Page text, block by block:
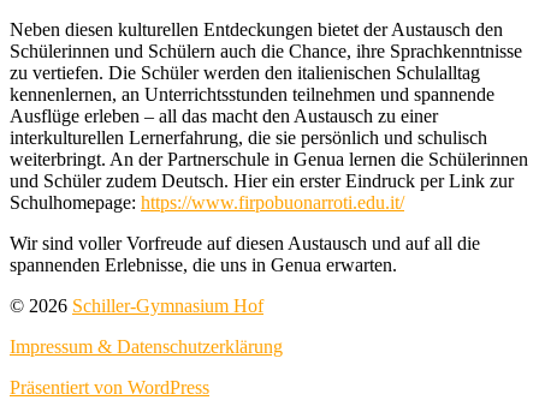
Neben diesen kulturellen Entdeckungen bietet der Austausch den
Schülerinnen und Schülern auch die Chance, ihre Sprachkenntnisse
zu vertiefen. Die Schüler werden den italienischen Schulalltag
kennenlernen, an Unterrichtsstunden teilnehmen und spannende
Ausflüge erleben – all das macht den Austausch zu einer
interkulturellen Lernerfahrung, die sie persönlich und schulisch
weiterbringt. An der Partnerschule in Genua lernen die Schülerinnen
und Schüler zudem Deutsch. Hier ein erster Eindruck per Link zur
Schulhomepage: https://www.firpobuonarroti.edu.it/
Wir sind voller Vorfreude auf diesen Austausch und auf all die
spannenden Erlebnisse, die uns in Genua erwarten.
© 2026 Schiller-Gymnasium Hof
Impressum & Datenschutzerklärung
Präsentiert von WordPress